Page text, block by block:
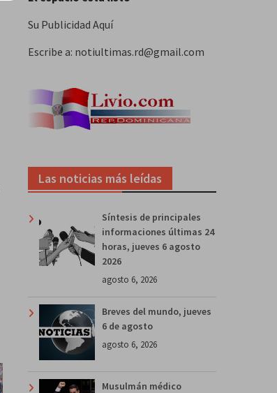
Su Publicidad Aquí
Escribe a: notiultimas.rd@gmail.com
Las noticias más leídas
Síntesis de principales
informaciones últimas 24
horas, jueves 6 agosto
2026
agosto 6, 2026
Breves del mundo, jueves
6 de agosto
agosto 6, 2026
Musulmán médico